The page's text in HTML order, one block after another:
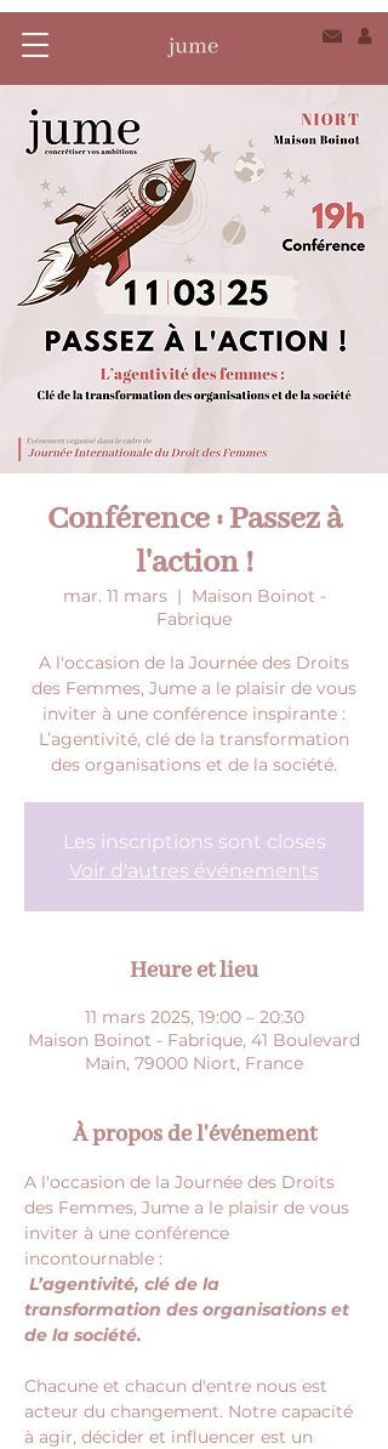
Conférence : Passez à
l'action !
mar. 11 mars
  |
Maison Boinot -
Fabrique
A l'occasion de la Journée des Droits
des Femmes, Jume a le plaisir de vous
inviter à une conférence inspirante :
L’agentivité, clé de la transformation
des organisations et de la société.
Les inscriptions sont closes
Voir d'autres événements
Heure et lieu
11 mars 2025, 19:00 – 20:30
Maison Boinot - Fabrique, 41 Boulevard
Main, 79000 Niort, France
À propos de l'événement
A l'occasion de la Journée des Droits
des Femmes, Jume a le plaisir de vous
inviter à une conférence
incontournable :
L’agentivité, clé de la
transformation des organisations et
de la société.
Chacune et chacun d'entre nous est
acteur du changement. Notre capacité
à agir, décider et influencer est un